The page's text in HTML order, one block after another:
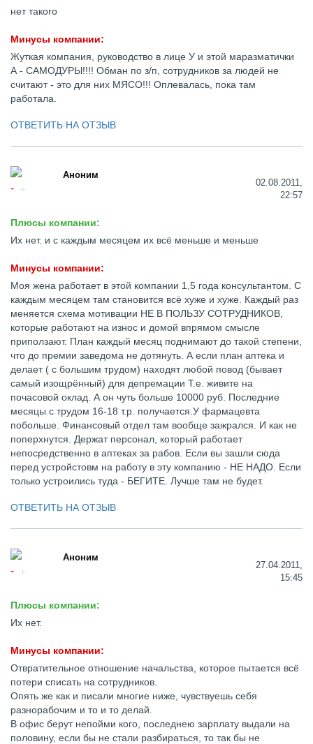
нет такого
Минусы компании:
Жуткая компания, руководство в лице У и этой маразматички
А - САМОДУРЫ!!!! Обман по з/п, сотрудников за людей не
считают - это для них МЯСО!!! Оплевалась, пока там
работала.
ОТВЕТИТЬ НА ОТЗЫВ
Аноним
02.08.2011,
22:57
Плюсы компании:
Их нет. и с каждым месяцем их всё меньше и меньше
Минусы компании:
Моя жена работает в этой компании 1,5 года консультантом. С
каждым месяцем там становится всё хуже и хуже. Каждый раз
меняется схема мотивации НЕ В ПОЛЬЗУ СОТРУДНИКОВ,
которые работают на износ и домой впрямом смысле
приползают. План каждый месяц поднимают до такой степени,
что до премии заведома не дотянуть. А если план аптека и
делает ( с большим трудом) находят любой повод (бывает
самый изощрённый) для депремации Т.е. живите на
почасовой оклад. А он чуть больше 10000 руб. Последние
месяцы с трудом 16-18 т.р. получается.У фармацевта
побольше. Финансовый отдел там вообще зажрался. И как не
поперхнутся. Держат персонал, который работает
непосредственно в аптеках за рабов. Если вы зашли сюда
перед устройстовм на работу в эту компанию - НЕ НАДО. Если
только устроились туда - БЕГИТЕ. Лучше там не будет.
ОТВЕТИТЬ НА ОТЗЫВ
Аноним
27.04.2011,
15:45
Плюсы компании:
Их нет.
Минусы компании:
Отвратительное отношение начальства, которое пытается всё
потери списать на сотрудников.
Опять же как и писали многие ниже, чувствуешь себя
разнорабочим и то и то делай.
В офис берут непойми кого, последнею зарплату выдали на
половину, если бы не стали разбираться, то так бы не